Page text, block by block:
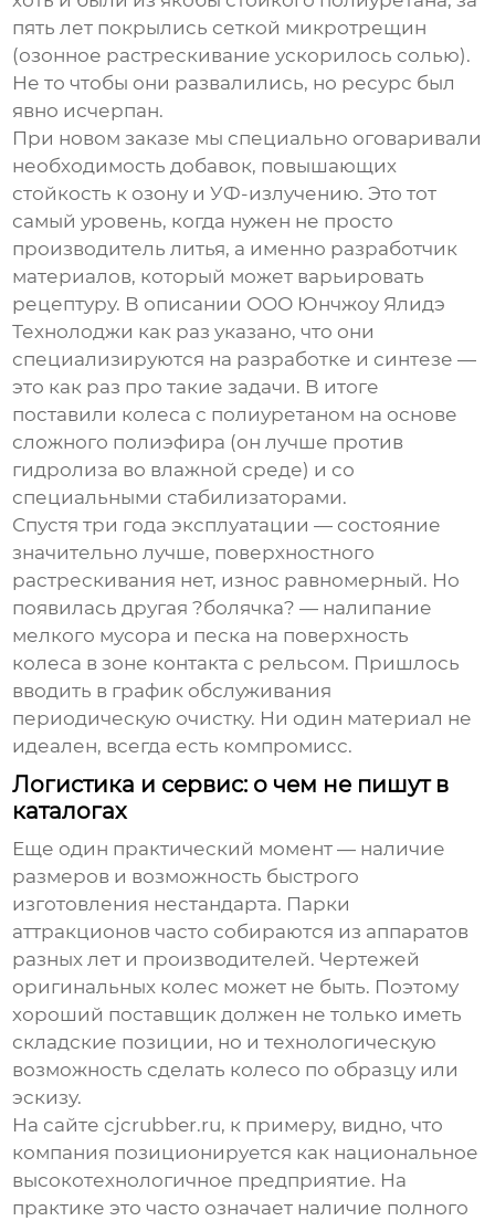
пять лет покрылись сеткой микротрещин
(озонное растрескивание ускорилось солью).
Не то чтобы они развалились, но ресурс был
явно исчерпан.
При новом заказе мы специально оговаривали
необходимость добавок, повышающих
стойкость к озону и УФ-излучению. Это тот
самый уровень, когда нужен не просто
производитель литья, а именно разработчик
материалов, который может варьировать
рецептуру. В описании ООО Юнчжоу Ялидэ
Технолоджи как раз указано, что они
специализируются на разработке и синтезе —
это как раз про такие задачи. В итоге
поставили колеса с полиуретаном на основе
сложного полиэфира (он лучше против
гидролиза во влажной среде) и со
специальными стабилизаторами.
Спустя три года эксплуатации — состояние
значительно лучше, поверхностного
растрескивания нет, износ равномерный. Но
появилась другая ?болячка? — налипание
мелкого мусора и песка на поверхность
колеса в зоне контакта с рельсом. Пришлось
вводить в график обслуживания
периодическую очистку. Ни один материал не
идеален, всегда есть компромисс.
Логистика и сервис: о чем не пишут в
каталогах
Еще один практический момент — наличие
размеров и возможность быстрого
изготовления нестандарта. Парки
аттракционов часто собираются из аппаратов
разных лет и производителей. Чертежей
оригинальных колес может не быть. Поэтому
хороший поставщик должен не только иметь
складские позиции, но и технологическую
возможность сделать колесо по образцу или
эскизу.
На сайте cjcrubber.ru, к примеру, видно, что
компания позиционируется как национальное
высокотехнологичное предприятие. На
практике это часто означает наличие полного